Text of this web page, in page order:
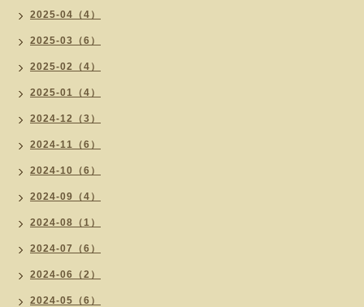
2025-04（4）
2025-03（6）
2025-02（4）
2025-01（4）
2024-12（3）
2024-11（6）
2024-10（6）
2024-09（4）
2024-08（1）
2024-07（6）
2024-06（2）
2024-05（6）